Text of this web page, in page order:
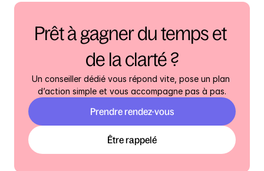
Prêt à gagner du temps et
de la clarté ?
Un conseiller dédié vous répond vite, pose un plan
d’action simple et vous accompagne pas à pas.
Prendre rendez-vous
Être rappelé